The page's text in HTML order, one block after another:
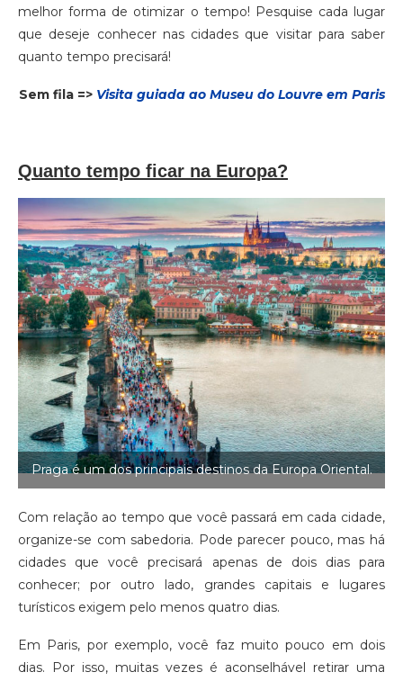
melhor forma de otimizar o tempo! Pesquise cada lugar
que deseje conhecer nas cidades que visitar para saber
quanto tempo precisará!
Sem fila => Visita guiada ao Museu do Louvre em Paris
Quanto tempo ficar na Europa?
Praga é um dos principais destinos da Europa Oriental.
Com relação ao tempo que você passará em cada cidade,
organize-se com sabedoria. Pode parecer pouco, mas há
cidades que você precisará apenas de dois dias para
conhecer; por outro lado, grandes capitais e lugares
turísticos exigem pelo menos quatro dias.
Em Paris, por exemplo, você faz muito pouco em dois
dias. Por isso, muitas vezes é aconselhável retirar uma